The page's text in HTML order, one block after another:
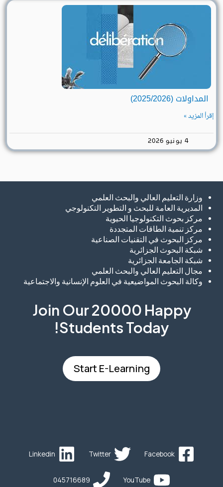
المداولات (2025/2026)
إقرأ المزيد »
وزارة التعليم العالي والبحث العلمي
المديرية العامة للبحث و التطوير التكنولوجي
مركز بحوث التكنولوجيا الحيوية
مركز تنمية الطاقات المتجددة
مركز البحوث في التقنيات الصناعية
شبكة البحوث الجزائرية
شبكة الجامعة الجزائرية
مجال التعليم العالي والبحث العلمي
وكالة البحوث المواضيعية في العلوم الإنسانية والاجتماعية
Join Our 20000 Happy
Students​ Today!
Start E-Learning
Facebook
Twitter
Linkedin
YouTube
045716689